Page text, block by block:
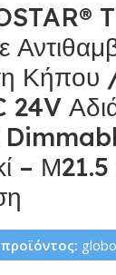
Κήπου
24V
–